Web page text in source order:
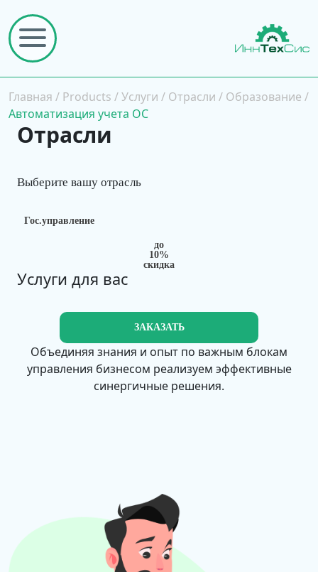
Главная / Products /Услуги / Отрасли / Образование /
Автоматизация учета ОС
Отрасли
Гос.управление
Выберите вашу отрасль
до
10%
скидка
Услуги для вас
ЗАКАЗАТЬ
Объединяя знания и опыт по важным блокам
управления бизнесом реализуем эффективные
синергичные решения.